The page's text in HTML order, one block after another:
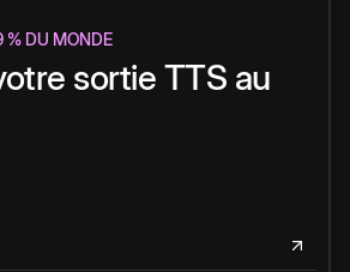
% DU MONDE
sortie TTS au